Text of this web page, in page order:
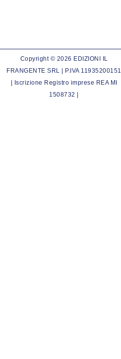
Copyright © 2026 EDIZIONI IL
FRANGENTE SRL | P.IVA 11935200151
| Iscrizione Registro imprese REA MI
1508732 |